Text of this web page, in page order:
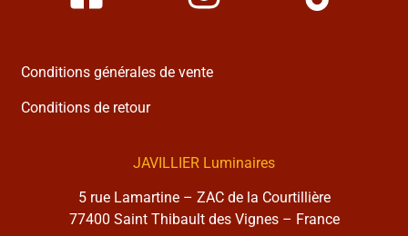
Conditions générales de vente
Conditions de retour
JAVILLIER Luminaires
5 rue Lamartine – ZAC de la Courtillière
77400 Saint Thibault des Vignes – France